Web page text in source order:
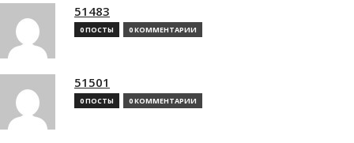
51483
0 ПОСТЫ 0 КОММЕНТАРИИ
51501
0 ПОСТЫ 0 КОММЕНТАРИИ